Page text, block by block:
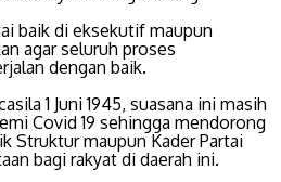
baik di eksekutif maupun
agar seluruh proses
dengan baik.
1 Juni 1945, suasana ini masih
Covid 19 sehingga mendorong
Struktur maupun Kader Partai
bagi rakyat di daerah ini.